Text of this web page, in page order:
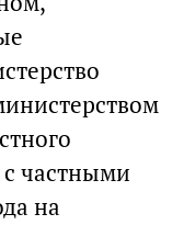
частными
на